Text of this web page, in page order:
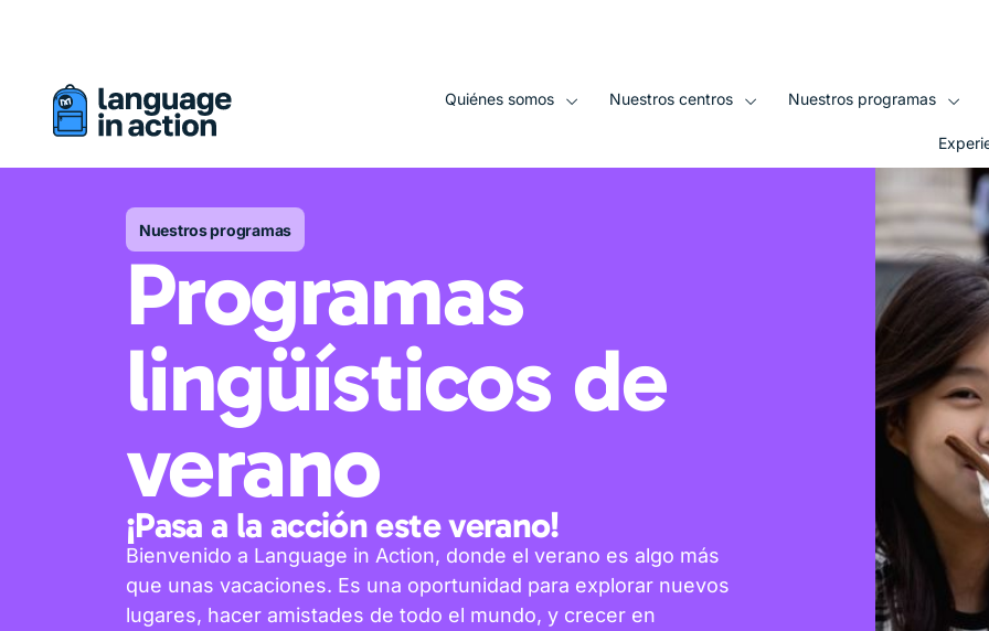
Quiénes somos Nuestros centros Nuestros programas
Nuestros programas
Programas
lingüísticos de
verano
¡Pasa a la acción este verano!
Bienvenido a Language in Action, donde el verano es algo más
que unas vacaciones. Es una oportunidad para explorar nuevos
lugares, hacer amistades de todo el mundo, y crecer en